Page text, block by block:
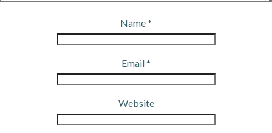
Name*
Email*
Website